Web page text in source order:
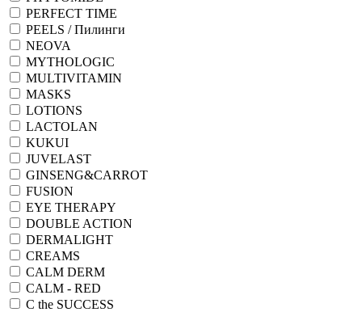
PERFECT TIME
PEELS / Пилинги
NEOVA
MYTHOLOGIC
MULTIVITAMIN
MASKS
LOTIONS
LACTOLAN
KUKUI
JUVELAST
GINSENG&CARROT
FUSION
EYE THERAPY
DOUBLE ACTION
DERMALIGHT
CREAMS
CALM DERM
CALM - RED
C the SUCCESS